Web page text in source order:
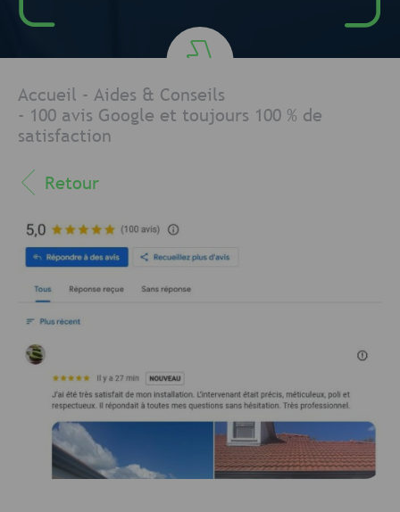
Accueil - Aides & Conseils
- 100 avis Google et toujours 100 % de
satisfaction
Retour